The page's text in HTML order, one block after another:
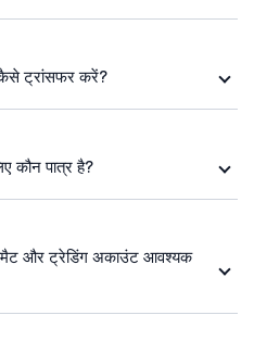
ट्रांसफर करें?
कौन पात्र है?
और ट्रेडिंग अकाउंट आवश्यक